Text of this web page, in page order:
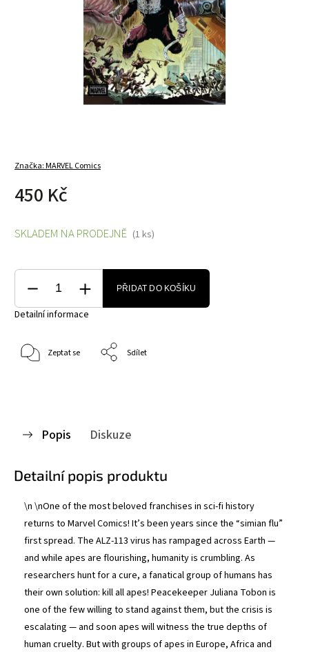
Značka:MARVEL Comics
450 Kč
SKLADEM NA PRODEJNĚ (1 ks)
PŘIDAT DO KOŠÍKU
Detailní informace
Zeptat se Sdílet
Popis Diskuze
Detailní popis produktu
\n \nOne of the most beloved franchises in sci-fi history
returns to Marvel Comics! It’s been years since the “simian flu”
first spread. The ALZ-113 virus has rampaged across Earth —
and while apes are flourishing, humanity is crumbling. As
researchers hunt for a cure, a fanatical group of humans has
their own solution: kill all apes! Peacekeeper Juliana Tobon is
one of the few willing to stand against them, but the crisis is
escalating — and soon apes will witness the true depths of
human cruelty. But with groups of apes in Europe, Africa and